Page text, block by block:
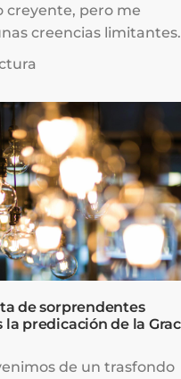
creyente, pero me
creencias limitantes.
confiando en Dios
conflictos con alguien,
de fe” para recibir
que empezar desde
que, si mi respuesta
era porque mi fe
de sorprendentes
predicación de la
de un trasfondo